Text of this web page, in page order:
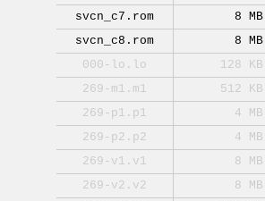
svcn_c7.rom
8 MB
svcn_c8.rom
8 MB
000-lo.lo
128 KB
269-m1.m1
512 KB
269-p1.p1
4 MB
269-p2.p2
4 MB
269-v1.v1
8 MB
269-v2.v2
8 MB